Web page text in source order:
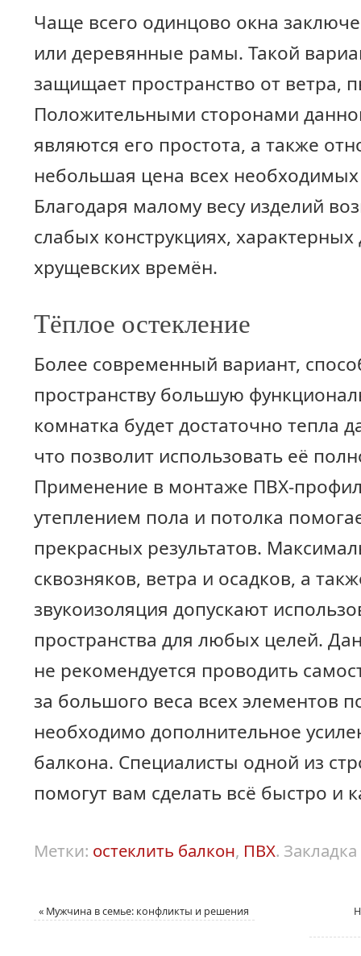
Чаще всего одинцово окна
или деревянные рамы. Такой
защищает пространство от ветра,
Положительными сторонами
являются его простота, а также
небольшая цена всех
Благодаря малому весу изделий
слабых конструкциях, характерных
хрущевских времён.
Тёплое остекление
Более современный вариант,
пространству большую
комнатка будет достаточно тепла
что позволит использовать её
Применение в монтаже ПВХ-
утеплением пола и потолка
прекрасных результатов.
сквозняков, ветра и осадков, а
звукоизоляция допускают
пространства для любых целей.
не рекомендуется проводить
за большого веса всех элементов
необходимо дополнительное
балкона. Специалисты одной из
помогут вам сделать всё быстро и
Метки: остеклить балкон, ПВХ. Закладка
« Мужчина в семье: конфликты и решения